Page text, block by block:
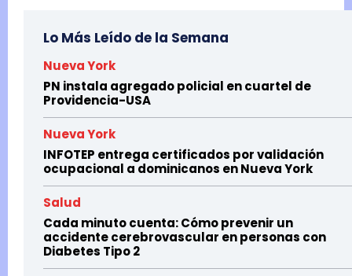
Lo Más Leído de la Semana
Nueva York
PN instala agregado policial en cuartel de
Providencia-USA
Nueva York
INFOTEP entrega certificados por validación
ocupacional a dominicanos en Nueva York
Salud
Cada minuto cuenta: Cómo prevenir un
accidente cerebrovascular en personas con
Diabetes Tipo 2